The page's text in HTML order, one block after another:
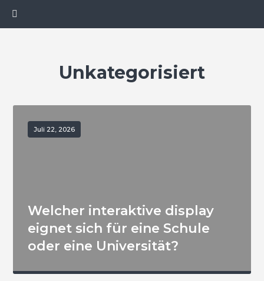
Unkategorisiert
Juli 22, 2026
Welcher interaktive display
eignet sich für eine Schule
oder eine Universität?